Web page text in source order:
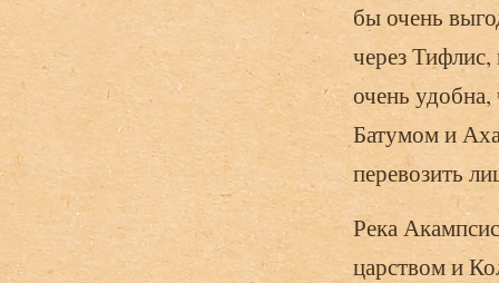
бы очень
через
очень
Батумом и
перевозить
Река
царством и